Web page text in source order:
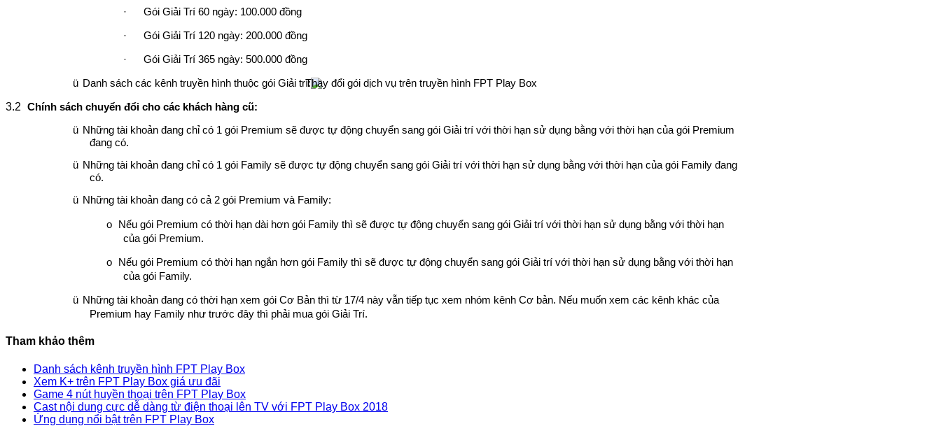
· Gói Giải Trí 60 ngày: 100.000 đồng
· Gói Giải Trí 120 ngày: 200.000 đồng
· Gói Giải Trí 365 ngày: 500.000 đồng
ü Danh sách các kênh truyền hình thuộc gói Giải trí:
3.2 Chính sách chuyển đổi cho các khách hàng cũ:
ü Những tài khoản đang chỉ có 1 gói Premium sẽ được tự động chuyển sang gói Giải trí với thời hạn sử dụng bằng với thời hạn của gói Premium
đang có.
ü Những tài khoản đang chỉ có 1 gói Family sẽ được tự động chuyển sang gói Giải trí với thời hạn sử dụng bằng với thời hạn của gói Family đang
có.
ü Những tài khoản đang có cả 2 gói Premium và Family:
o
Nếu gói Premium có thời hạn dài hơn gói Family thì sẽ được tự động chuyển sang gói Giải trí với thời hạn sử dụng bằng với thời hạn
của gói Premium.
o
Nếu gói Premium có thời hạn ngắn hơn gói Family thì sẽ được tự động chuyển sang gói Giải trí với thời hạn sử dụng bằng với thời hạn
của gói Family.
ü Những tài khoản đang có thời hạn xem gói Cơ Bản thì từ 17/4 này vẫn tiếp tục xem nhóm kênh Cơ bản. Nếu muốn xem các kênh khác của
Premium hay Family như trước đây thì phải mua gói Giải Trí.
Tham khảo thêm
Danh sách kênh truyền hình FPT Play Box
Xem K+ trên FPT Play Box giá ưu đãi
Game 4 nút huyền thoại trên FPT Play Box
Cast nội dung cực dễ dàng từ điện thoại lên TV với FPT Play Box 2018
Ứng dụng nổi bật trên FPT Play Box